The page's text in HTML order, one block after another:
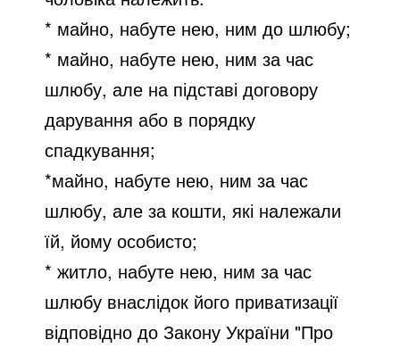
* майно, набуте нею, ним до шлюбу;
* майно, набуте нею, ним за час
шлюбу, але на підставі договору
дарування або в порядку
спадкування;
*майно, набуте нею, ним за час
шлюбу, але за кошти, які належали
їй, йому особисто;
* житло, набуте нею, ним за час
шлюбу внаслідок його приватизації
відповідно до Закону України "Про